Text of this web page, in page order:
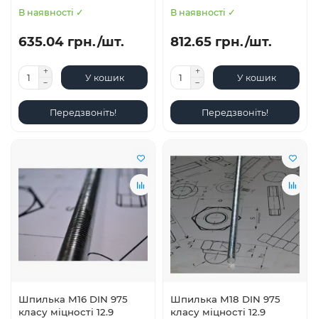
В наявності ✓
635.04 грн./шт.
У кошик
Передзвоніть!
В наявності ✓
812.65 грн./шт.
У кошик
Передзвоніть!
Шпилька М16 DIN 975
класу міцності 12.9
Шпилька М18 DIN 975
класу міцності 12.9